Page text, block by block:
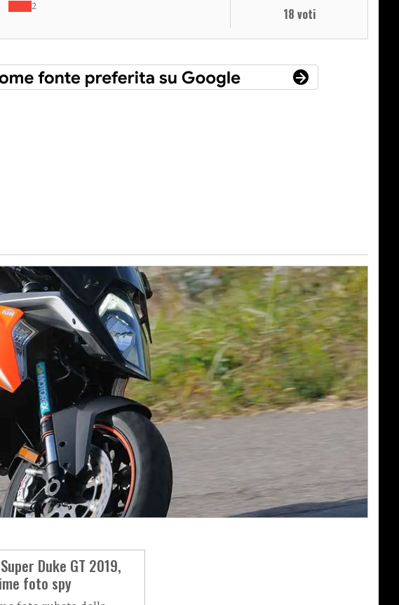
2
18 voti
Duke GT 2019,
foto spy